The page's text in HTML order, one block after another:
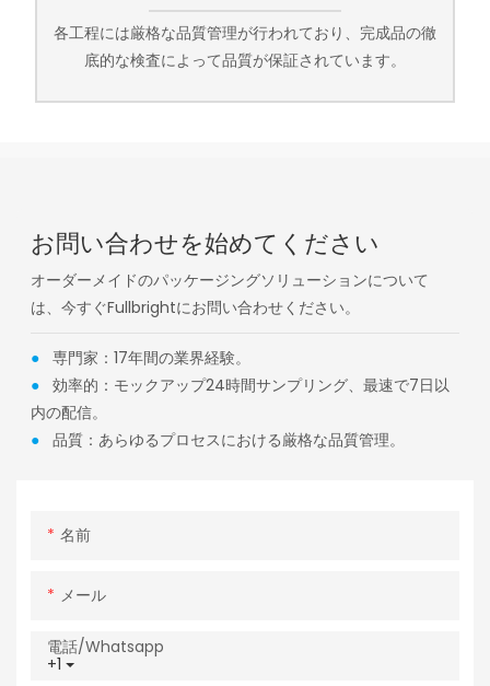
各工程には厳格な品質管理が行われており、完成品の徹
底的な検査によって品質が保証されています。
お問い合わせを始めてください
オーダーメイドのパッケージングソリューションについて
は、今すぐFullbrightにお問い合わせください。
● 専門家：17年間の業界経験。
● 効率的：モックアップ24時間サンプリング、最速で7日以
内の配信。
● 品質：あらゆるプロセスにおける厳格な品質管理。
名前
メール
+1
電話/whatsapp